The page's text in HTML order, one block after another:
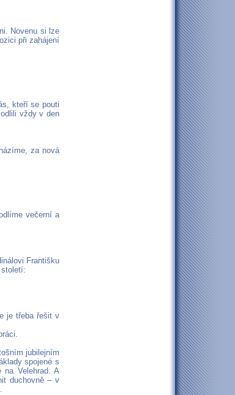
Novenu si lze
při zahájení
kteří se pouti
vždy v den
za nová
večerní a
Františku
je třeba řešit v
jubilejním
spojené s
na Velehrad. A
duchovně – v